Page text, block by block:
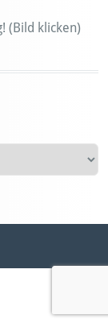
(Bild klicken)